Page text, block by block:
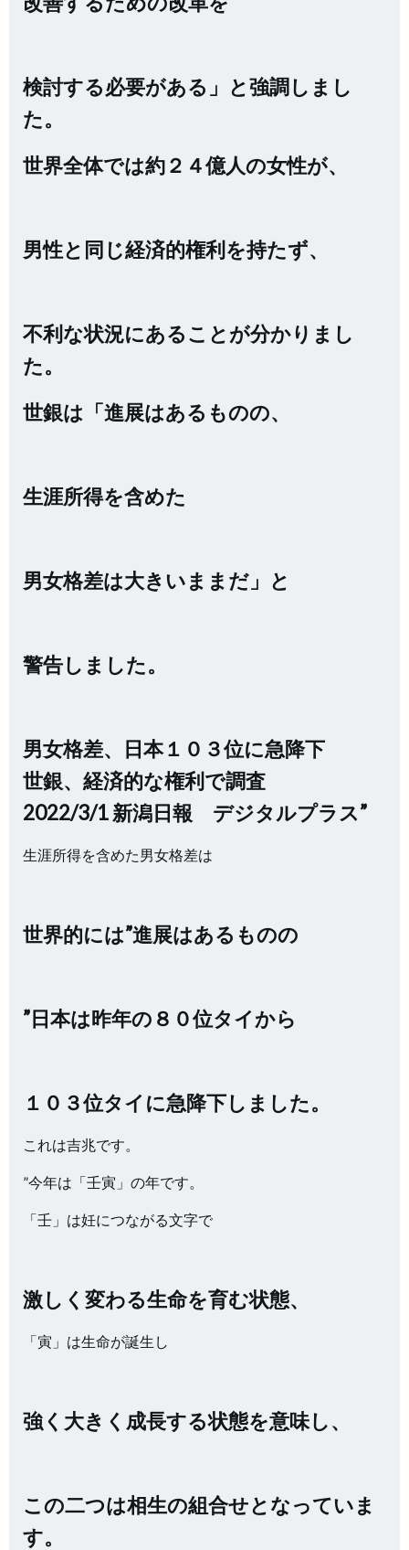
検討する必要がある」と強調しまし
た。
世界全体では約２４億人の女性が、
男性と同じ経済的権利を持たず、
不利な状況にあることが分かりまし
た。
世銀は「進展はあるものの、
生涯所得を含めた
男女格差は大きいままだ」と
警告しました。
男女格差、日本１０３位に急降下
世銀、経済的な権利で調査
2022/3/1 新潟日報 デジタルプラス”
生涯所得を含めた男女格差は
世界的には”進展はあるものの
”日本は昨年の８０位タイから
１０３位タイに急降下しました。
これは吉兆です。
”今年は「壬寅」の年です。
「壬」は妊につながる文字で
激しく変わる生命を育む状態、
「寅」は生命が誕生し
強く大きく成長する状態を意味し、
この二つは相生の組合せとなっていま
す。